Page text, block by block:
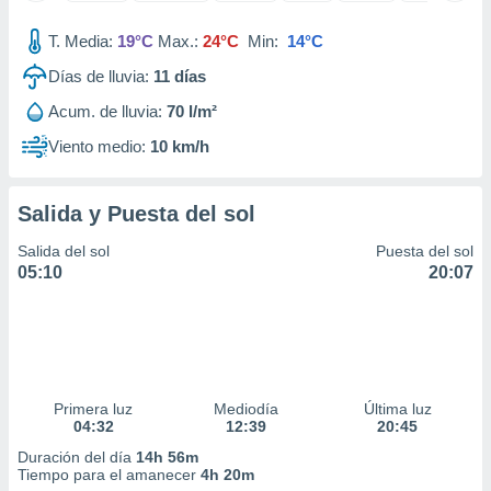
utilizar
crear un
uso de
contenido
medir el
la
el
uso de
con el
T. Media: 19°C Max.: 24°C Min: 14°C
Días de lluvia: 11 días
Acum. de lluvia: 70 l/m²
Viento medio: 10 km/h
Salida y Puesta del sol
Salida del sol
05:10
Puesta del sol
20:07
Primera luz
04:32
Mediodía
12:39
Última luz
20:45
Duración del día 14h 56m
Tiempo para el amanecer 4h 20m